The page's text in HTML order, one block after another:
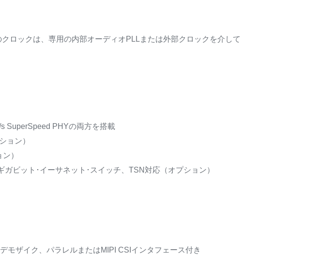
ロックは、専用の内部オーディオPLLまたは外部クロックを介して
SuperSpeed PHYの両方を搭載
ョン）
）
ビット･イーサネット･スイッチ、TSN対応（オプション）
モザイク、パラレルまたはMIPI CSIインタフェース付き